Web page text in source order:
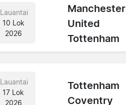
Lauantai
10 Lok
2026
Manchester
United
Tottenham
Lauantai
17 Lok
2026
Tottenham
Coventry